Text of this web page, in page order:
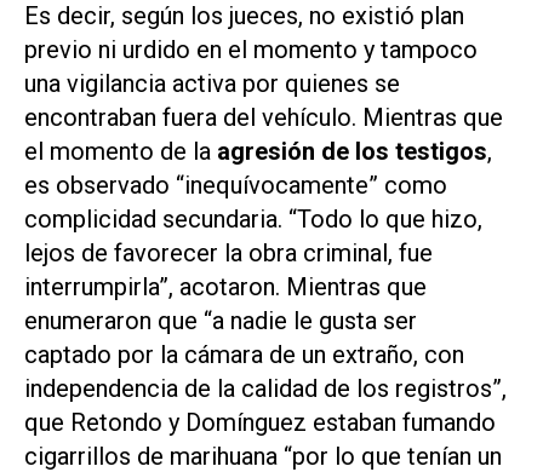
Es decir, según los jueces, no existió plan
previo ni urdido en el momento y tampoco
una vigilancia activa por quienes se
encontraban fuera del vehículo. Mientras que
el momento de la agresión de los testigos,
es observado “inequívocamente” como
complicidad secundaria. “Todo lo que hizo,
lejos de favorecer la obra criminal, fue
interrumpirla”, acotaron. Mientras que
enumeraron que “a nadie le gusta ser
captado por la cámara de un extraño, con
independencia de la calidad de los registros”,
que Retondo y Domínguez estaban fumando
cigarrillos de marihuana “por lo que tenían un